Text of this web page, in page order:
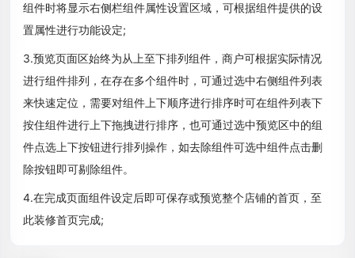
组件时将显示右侧栏组件属性设置区域，可根据组件提供的设
置属性进行功能设定;
3.预览页面区始终为从上至下排列组件，商户可根据实际情况
进行组件排列，在存在多个组件时，可通过选中右侧组件列表
来快速定位，需要对组件上下顺序进行排序时可在组件列表下
按住组件进行上下拖拽进行排序，也可通过选中预览区中的组
件点选上下按钮进行排列操作，如去除组件可选中组件点击删
除按钮即可剔除组件。
4.在完成页面组件设定后即可保存或预览整个店铺的首页，至
此装修首页完成;